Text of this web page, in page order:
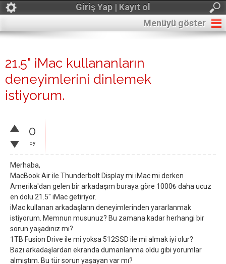
Giriş Yap | Kayıt ol
Menüyü göster
21.5" iMac kullananların
deneyimlerini dinlemek
istiyorum.
0
oy
Merhaba,
MacBook Air ile Thunderbolt Display mi iMac mi derken
Amerika'dan gelen bir arkadaşım buraya göre 1000₺ daha ucuz
en dolu 21.5" iMac getiriyor.
iMac kullanan arkadaşların deneyimlerinden yararlanmak
istiyorum. Memnun musunuz? Bu zamana kadar herhangi bir
sorun yaşadınız mı?
1TB Fusion Drive ile mi yoksa 512SSD ile mi almak iyi olur?
Bazı arkadaşlardan ekranda dumanlanma oldu gibi yorumlar
almıştım. Bu tür sorun yaşayan var mı?